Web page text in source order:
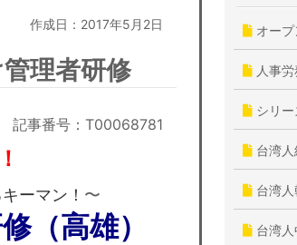
作成日：2017年5月2日
理者研修
記事番号：T00068781
ーマン！ 〜
（高雄）
オー
人事
シリ
台湾
台湾
台湾